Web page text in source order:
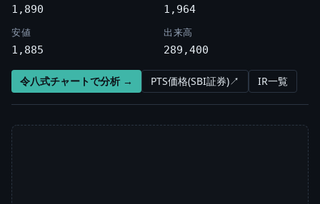
1,890
1,964
安値
1,885
出来高
289,400
令八式チャートで分析 → PTS価格(SBI証券)↗ IR一覧